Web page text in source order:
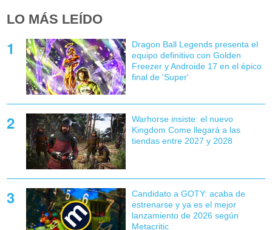
LO MÁS LEÍDO
Dragon Ball Legends presenta el
equipo definitivo con Golden
Freezer y Androide 17 en el épico
final de 'Super'
Warhorse insiste: el nuevo
Kingdom Come llegará a las
tiendas entre 2027 y 2028
Candidato a GOTY: acaba de
estrenarse y ya es el mejor
lanzamiento de 2026 según
Metacritic